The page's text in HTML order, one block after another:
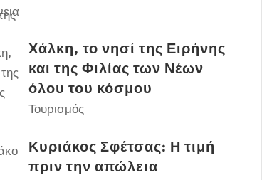
Χάλκη, το νησί της Ειρήνης
και της Φιλίας των Νέων
όλου του κόσμου
Τουρισμός
Κυριάκος Σφέτσας: Η τιμή
πριν την απώλεια